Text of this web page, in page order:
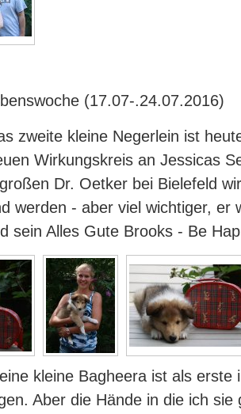
(17.07-.24.07.2016)
zweite kleine Negerlein ist
Wirkungskreis an Jessicas
Dr. Oetker bei Bielefeld
werden - aber viel wichtiger, er
sein Alles Gute Brooks - Be
kleine Bagheera ist als erste
Aber die Hände in die ich sie